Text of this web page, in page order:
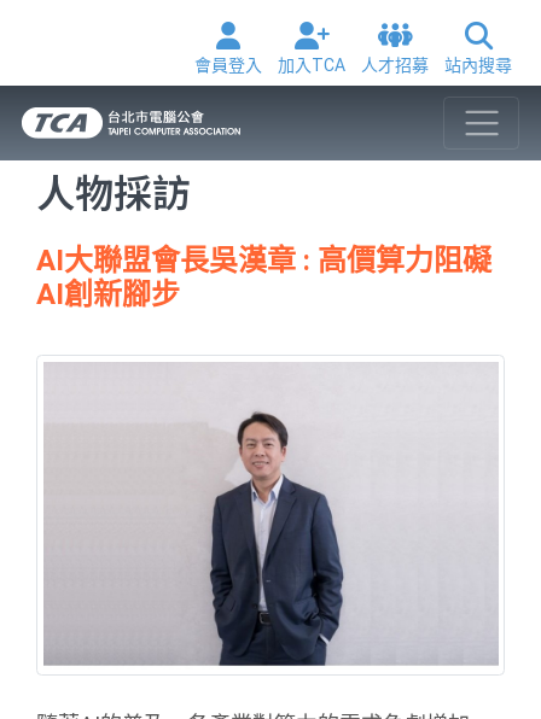
會員登入 加入TCA 人才招募 站內搜尋
人物採訪
AI大聯盟會長吳漢章 : 高價算力阻礙
AI創新腳步